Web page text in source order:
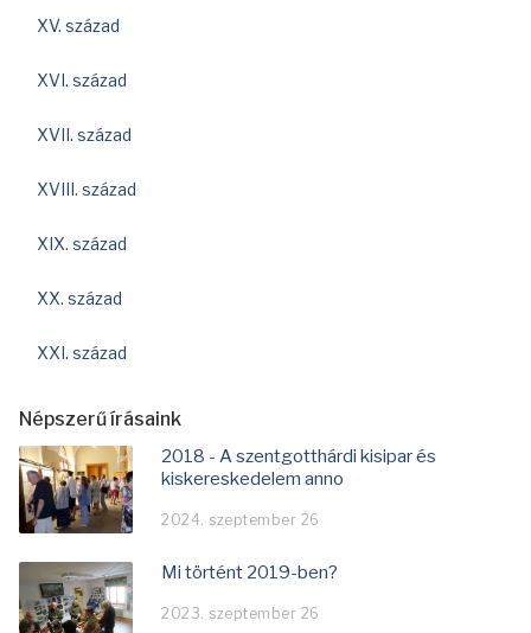
XV. század
XVI. század
XVII. század
XVIII. század
XIX. század
XX. század
XXI. század
Népszerű írásaink
2018 - A szentgotthárdi kisipar és
kiskereskedelem anno
2024. szeptember 26
Mi történt 2019-ben?
2023. szeptember 26